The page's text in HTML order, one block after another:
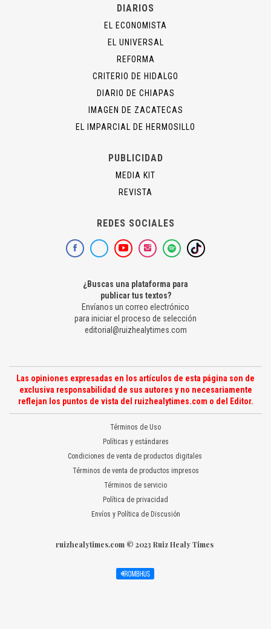
DIARIOS
EL ECONOMISTA
EL UNIVERSAL
REFORMA
CRITERIO DE HIDALGO
DIARIO DE CHIAPAS
IMAGEN DE ZACATECAS
EL IMPARCIAL DE HERMOSILLO
PUBLICIDAD
MEDIA KIT
REVISTA
REDES SOCIALES
¿Buscas una plataforma para
publicar tus textos?
Envíanos un correo electrónico
para iniciar el proceso de selección
editorial@ruizhealytimes.com
Las opiniones expresadas en los artículos de esta página son de
exclusiva responsabilidad de sus autores y no necesariamente
reflejan los puntos de vista del ruizhealytimes.com o del Editor.
Términos de Uso
Políticas y estándares
Condiciones de venta de productos digitales
Términos de venta de productos impresos
Términos de servicio
Política de privacidad
Envíos y Política de Discusión
ruizhealytimes.com © 2023 Ruiz Healy Times